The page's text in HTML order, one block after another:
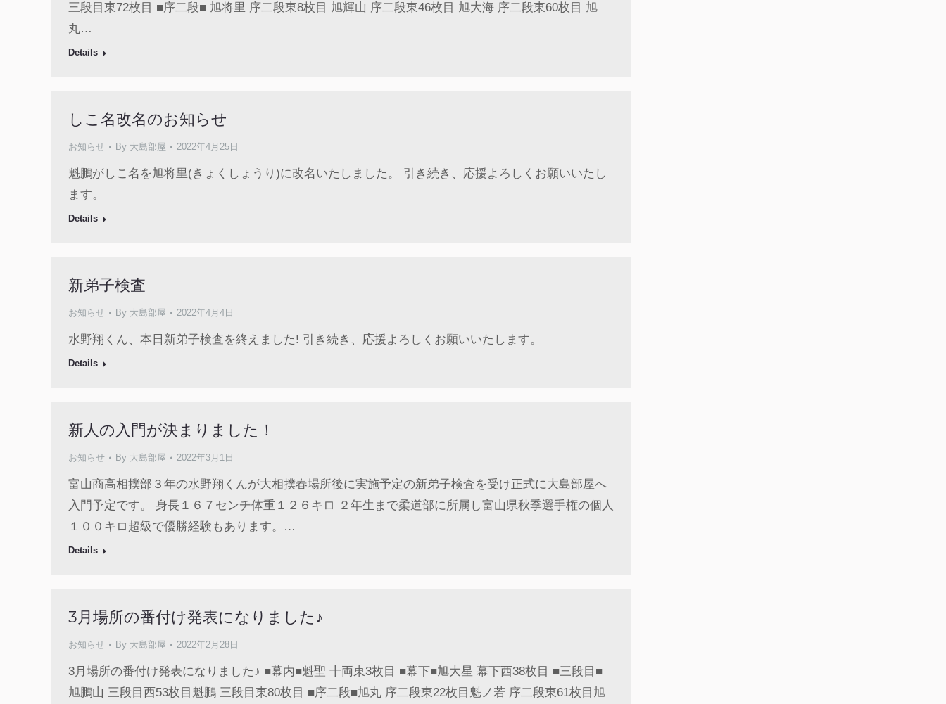
三段目東72枚目 ■序二段■ 旭将里 序二段東8枚目 旭輝山 序二段東46枚目 旭大海 序二段東60枚目 旭
丸…
Details
しこ名改名のお知らせ
お知らせ By 大島部屋 2022年4月25日
魁鵬がしこ名を旭将里(きょくしょうり)に改名いたしました。 引き続き、応援よろしくお願いいたし
ます。
Details
新弟子検査
お知らせ By 大島部屋 2022年4月4日
水野翔くん、本日新弟子検査を終えました! 引き続き、応援よろしくお願いいたします。
Details
新人の入門が決まりました！
お知らせ By 大島部屋 2022年3月1日
富山商高相撲部３年の水野翔くんが大相撲春場所後に実施予定の新弟子検査を受け正式に大島部屋へ
入門予定です。 身長１６７センチ体重１２６キロ ２年生まで柔道部に所属し富山県秋季選手権の個人
１００キロ超級で優勝経験もあります。…
Details
3月場所の番付け発表になりました♪
お知らせ By 大島部屋 2022年2月28日
3月場所の番付け発表になりました♪ ■幕内■魁聖 十両東3枚目 ■幕下■旭大星 幕下西38枚目 ■三段目■
旭鵬山 三段目西53枚目魁鵬 三段目東80枚目 ■序二段■旭丸 序二段東22枚目魁ノ若 序二段東61枚目旭